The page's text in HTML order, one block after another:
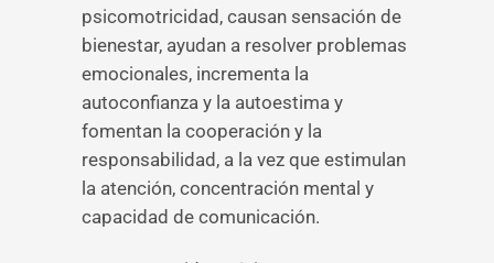
psicomotricidad, causan sensación de
bienestar, ayudan a resolver problemas
emocionales, incrementa la
autoconfianza y la autoestima y
fomentan la cooperación y la
responsabilidad, a la vez que estimulan
la atención, concentración mental y
capacidad de comunicación.